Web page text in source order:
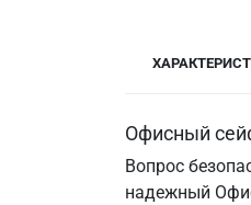
Офисный
Вопрос
надежный